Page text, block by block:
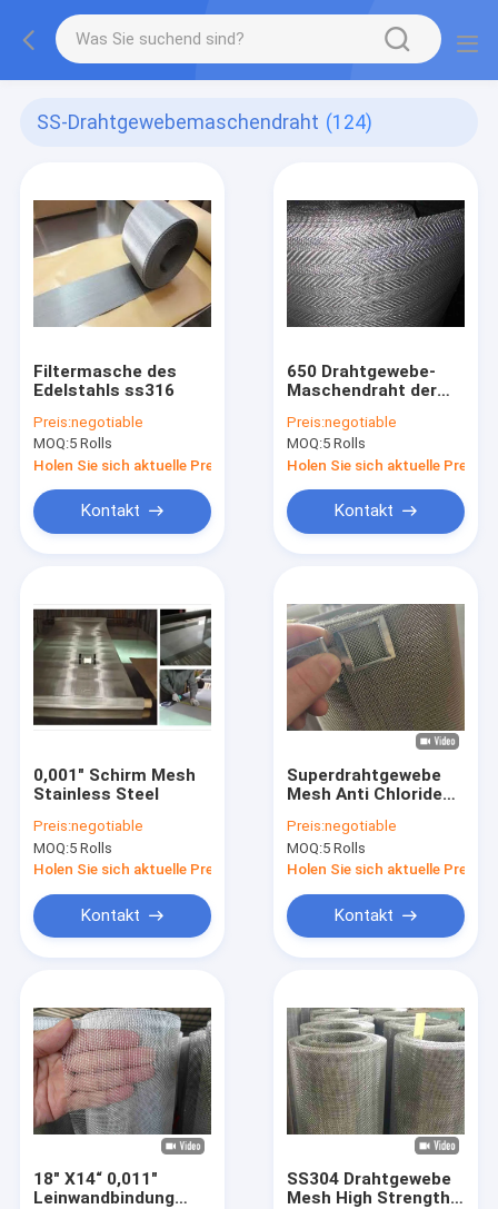
SS-Drahtgewebemaschendraht (124)
Filtermasche des
Edelstahls ss316
Preis:negotiable
MOQ:5 Rolls
Holen Sie sich aktuelle Preis
Kontakt
650 Drahtgewebe-
Maschendraht der
Preis:negotiable
MOQ:5 Rolls
Holen Sie sich aktuelle Preis
Kontakt
0,001" Schirm Mesh
Stainless Steel
Preis:negotiable
MOQ:5 Rolls
Holen Sie sich aktuelle Preis
Kontakt
Superdrahtgewebe
Mesh Anti Chloride
duplex-S32750 SS
0.05mm-0.55mm
Preis:negotiable
MOQ:5 Rolls
Holen Sie sich aktuelle Preis
Kontakt
18" X14“ 0,011"
Leinwandbindung
SS304 Drahtgewebe
Mesh High Strength